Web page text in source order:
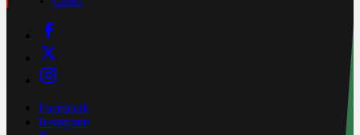
Facebook
Instagram